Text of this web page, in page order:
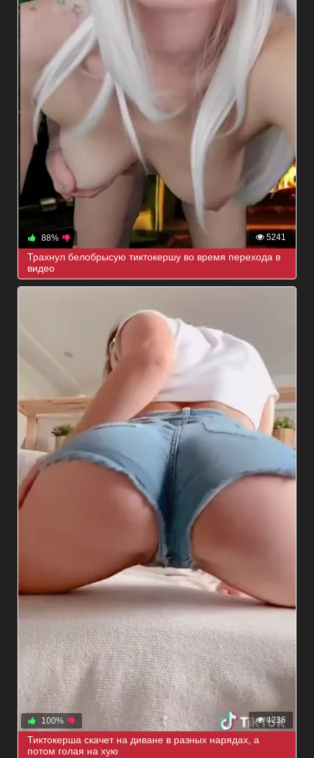
5241
88%
Трахнул белобрысую тиктокершу во время перехода в
видео
4236
100%
Тиктокерша скачет на диване в разных нарядах, а
потом голая на хую